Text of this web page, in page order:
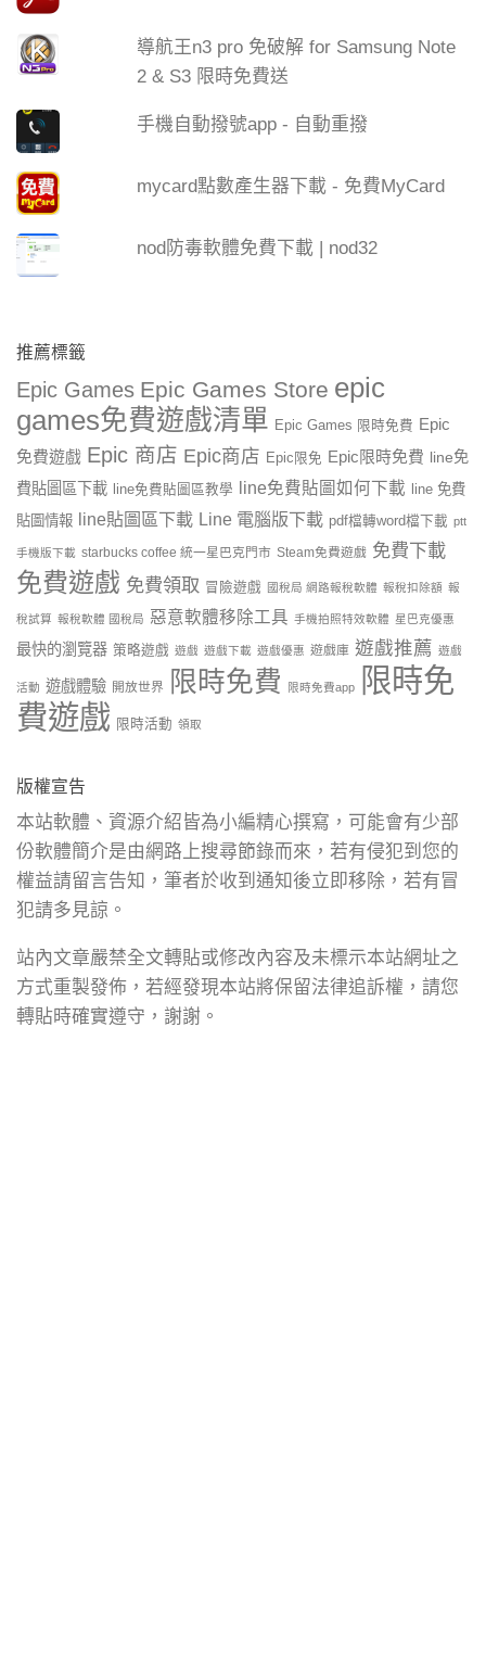
導航王n3 pro 免破解 for Samsung Note
2 & S3 限時免費送
手機自動撥號app - 自動重撥
mycard點數產生器下載 - 免費MyCard
nod防毒軟體免費下載 | nod32
推薦標籤
Epic Games Epic Games Store epic
games免費遊戲清單 Epic Games 限時免費 Epic
免費遊戲 Epic 商店 Epic商店 Epic限免 Epic限時免費 line免
費貼圖區下載
line免費貼圖區教學 line免費貼圖如何下載
line 免費
貼圖情報
line貼圖區下載 Line 電腦版下載 pdf檔轉word檔下載 ptt
手機版下載 starbucks coffee 統一星巴克門市 Steam免費遊戲 免費下載
免費遊戲 免費領取 冒險遊戲 國稅局 網路報稅軟體 報稅扣除額 報
稅試算 報稅軟體 國稅局 惡意軟體移除工具 手機拍照特效軟體 星巴克優惠
最快的瀏覽器 策略遊戲 遊戲 遊戲下載 遊戲優惠 遊戲庫 遊戲推薦 遊戲
活動 遊戲體驗 開放世界 限時免費 限時免費app
限時免
費遊戲 限時活動 領取
版權宣告
本站軟體、資源介紹皆為小編精心撰寫，可能會有少部
份軟體簡介是由網路上搜尋節錄而來，若有侵犯到您的
權益請留言告知，筆者於收到通知後立即移除，若有冒
犯請多見諒。
站內文章嚴禁全文轉貼或修改內容及未標示本站網址之
方式重製發佈，若經發現本站將保留法律追訴權，請您
轉貼時確實遵守，謝謝。